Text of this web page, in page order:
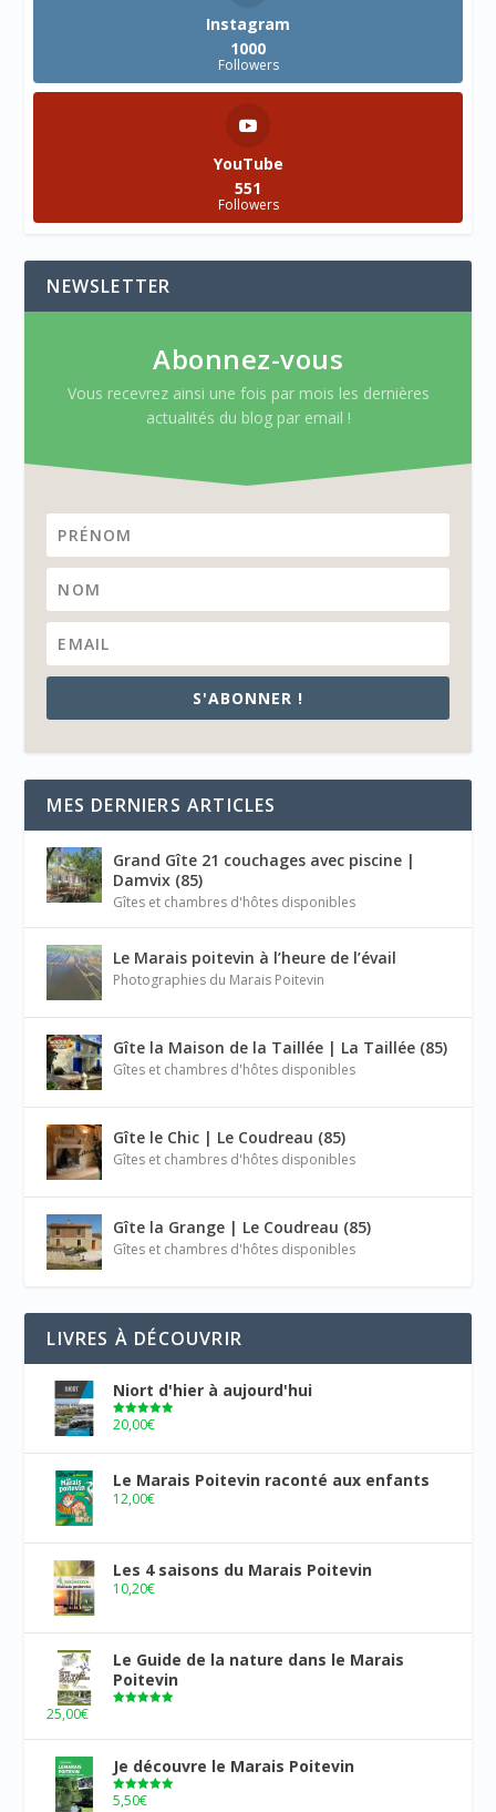
Instagram
1000
Followers
YouTube
551
Followers
NEWSLETTER
Abonnez-vous
Vous recevrez ainsi une fois par mois les dernières
actualités du blog par email !
S'ABONNER !
MES DERNIERS ARTICLES
Grand Gîte 21 couchages avec piscine |
Damvix (85)
Gîtes et chambres d'hôtes disponibles
Le Marais poitevin à l’heure de l’évail
Photographies du Marais Poitevin
Gîte la Maison de la Taillée | La Taillée (85)
Gîtes et chambres d'hôtes disponibles
Gîte le Chic | Le Coudreau (85)
Gîtes et chambres d'hôtes disponibles
Gîte la Grange | Le Coudreau (85)
Gîtes et chambres d'hôtes disponibles
LIVRES À DÉCOUVRIR
Niort d'hier à aujourd'hui
Note5.00
20,00€
Le Marais Poitevin raconté aux enfants
12,00€
Les 4 saisons du Marais Poitevin
10,20€
Le Guide de la nature dans le Marais
Poitevin
25,00€
Je découvre le Marais Poitevin
Note5.00
5,50€